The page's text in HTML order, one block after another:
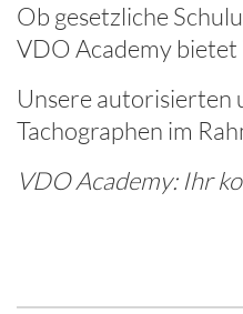
Ob gesetzliche
VDO Academy bietet
Unsere autorisierten
Tachographen im
VDO Academy: Ihr